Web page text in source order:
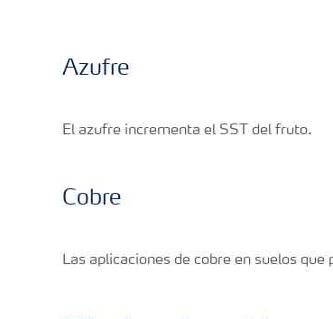
Azufre
El azufre incrementa el SST del fruto.
Cobre
Las aplicaciones de cobre en suelos